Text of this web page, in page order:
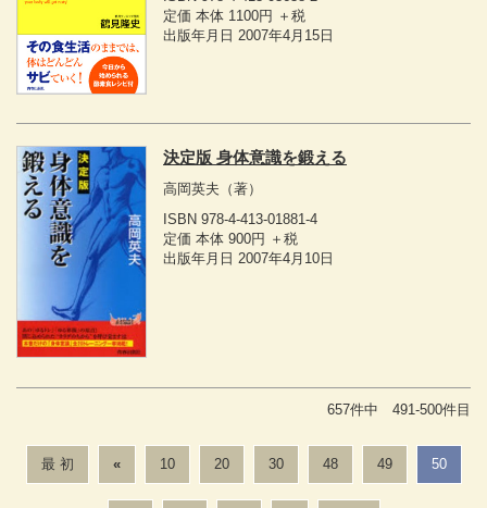
定価 本体 1100円 ＋税
出版年月日 2007年4月15日
決定版 身体意識を鍛える
高岡英夫 （著）
ISBN 978-4-413-01881-4
定価 本体 900円 ＋税
出版年月日 2007年4月10日
657件中 491-500件目
最 初 « 10 20 30 48 49 50